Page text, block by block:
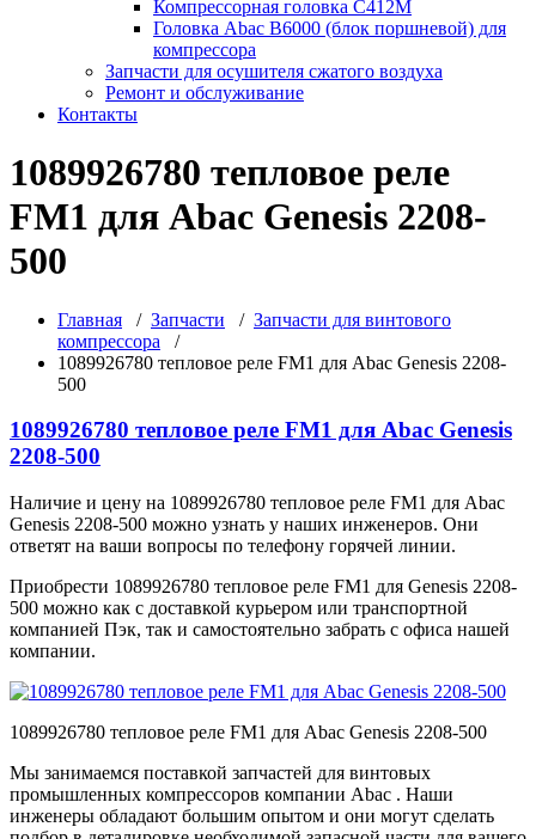
Компрессорная головка С412М
Головка Abac B6000 (блок поршневой) для
компрессора
Запчасти для осушителя сжатого воздуха
Ремонт и обслуживание
Контакты
1089926780 тепловое реле
FM1 для Abac Genesis 2208-
500
Главная / Запчасти / Запчасти для винтового
компрессора /
1089926780 тепловое реле FM1 для Abac Genesis 2208-
500
1089926780 тепловое реле FM1 для Abac Genesis
2208-500
Наличие и цену на 1089926780 тепловое реле FM1 для Abac
Genesis 2208-500 можно узнать у наших инженеров. Они
ответят на ваши вопросы по телефону горячей линии.
Приобрести 1089926780 тепловое реле FM1 для Genesis 2208-
500 можно как с доставкой курьером или транспортной
компанией Пэк, так и самостоятельно забрать с офиса нашей
компании.
1089926780 тепловое реле FM1 для Abac Genesis 2208-500
Мы занимаемся поставкой запчастей для винтовых
промышленных компрессоров компании Abac . Наши
инженеры обладают большим опытом и они могут сделать